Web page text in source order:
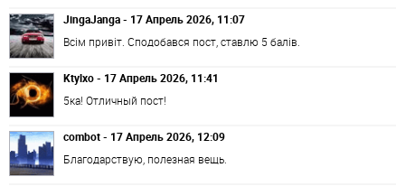
JingaJanga - 17 Апрель 2026, 11:07
Всім привіт. Сподобався пост, ставлю 5 балів.
Ktylxo - 17 Апрель 2026, 11:41
5ка! Отличный пост!
combot - 17 Апрель 2026, 12:09
Благодарствую, полезная вещь.